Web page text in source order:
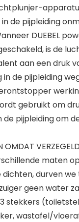
de pijpleiding
DUEBEL
is de
aan een druk
de pijpleiding
gebruikt om
pijpleiding om
OMDAT
maten
dichten, durven
geen water
stekkers
wastafel/